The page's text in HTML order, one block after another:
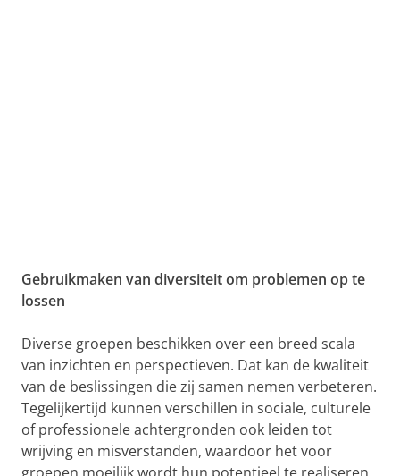
Gebruikmaken van diversiteit om problemen op te
lossen
Diverse groepen beschikken over een breed scala
van inzichten en perspectieven. Dat kan de kwaliteit
van de beslissingen die zij samen nemen verbeteren.
Tegelijkertijd kunnen verschillen in sociale, culturele
of professionele achtergronden ook leiden tot
wrijving en misverstanden, waardoor het voor